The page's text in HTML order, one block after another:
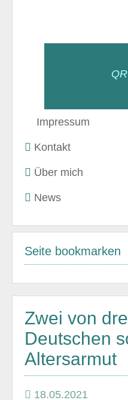
Impressum
Kontakt
Über mich
News
Seite bookmarken
Zwei von
Deutschen
Altersarmut
18.05.2021